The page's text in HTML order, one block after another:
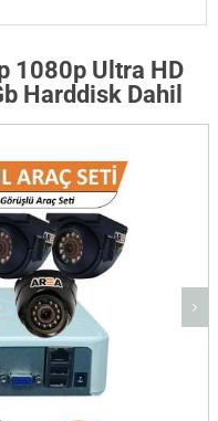
1080p Ultra HD
Harddisk Dahil